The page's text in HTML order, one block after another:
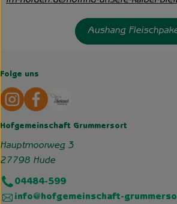
Aushang
Folge uns
Externer Link zu https://
Hofgemeinschaft Grummersort
Hauptmoorweg 3
27798 Hude
04484-599
info@hofgemeinschaft-